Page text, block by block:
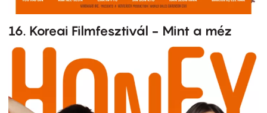
16. Koreai Filmfesztivál - Mint a méz